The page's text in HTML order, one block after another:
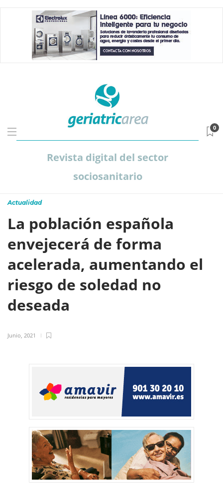
Revista digital del sector
sociosanitario
0
Actualidad
La población española
envejecerá de forma
acelerada, aumentando el
riesgo de soledad no
deseada
Junio, 2021